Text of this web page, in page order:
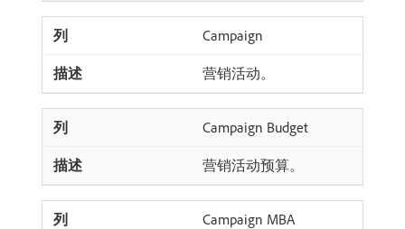
Campaign
营销活动。
Campaign Budget
营销活动预算。
Campaign MBA